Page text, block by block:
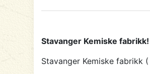
Stavanger Kemiske fabrikk!
Stavanger Kemiske fabrikk